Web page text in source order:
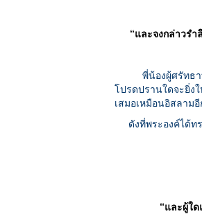
“และจงกล่าวร
พี่น้องผู้ศรัทธา
โปรดปรานใดจะยิ่ง
เสมอเหมือนอิสลาม
ดังที่พระองค์ได้ทร
“และผู้ใ